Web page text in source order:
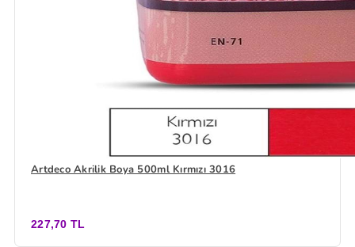
Artdeco Akrilik Boya 500ml Kırmızı 3016
227,70 TL